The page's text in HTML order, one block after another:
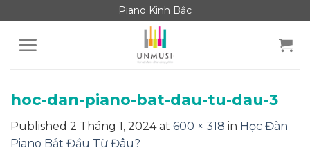
to
content
Piano Kinh Bắc
hoc-dan-piano-bat-dau-tu-dau-3
Published 2 Tháng 1, 2024at 600 × 318 in Học Đàn
Piano Bắt Đầu Từ Đâu?